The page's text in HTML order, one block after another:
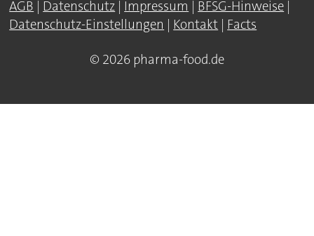
AGB | Datenschutz | Impressum | BFSG-Hinweise |
Datenschutz-Einstellungen | Kontakt | Facts
© 2026 pharma-food.de